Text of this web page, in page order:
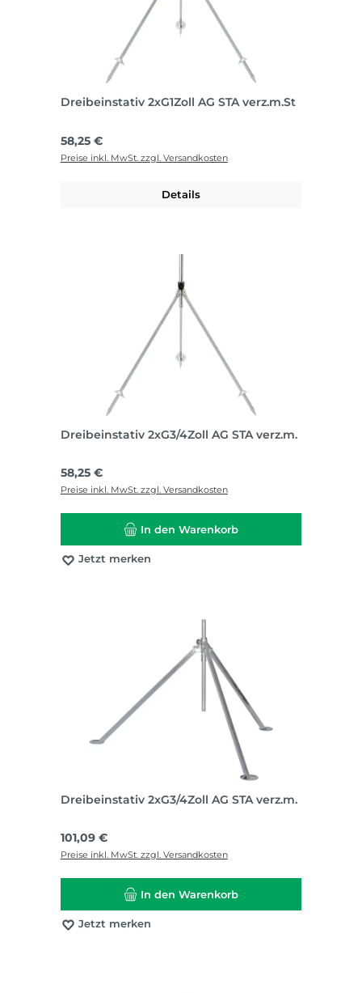
Dreibeinstativ 2xG1Zoll AG STA verz.m.St
Regulärer Preis:
58,25 €
Preise inkl. MwSt. zzgl. Versandkosten
Details
Dreibeinstativ 2xG3/4Zoll AG STA verz.m.
Regulärer Preis:
58,25 €
Preise inkl. MwSt. zzgl. Versandkosten
In den Warenkorb
Jetzt merken
Dreibeinstativ 2xG3/4Zoll AG STA verz.m.
Regulärer Preis:
101,09 €
Preise inkl. MwSt. zzgl. Versandkosten
In den Warenkorb
Jetzt merken